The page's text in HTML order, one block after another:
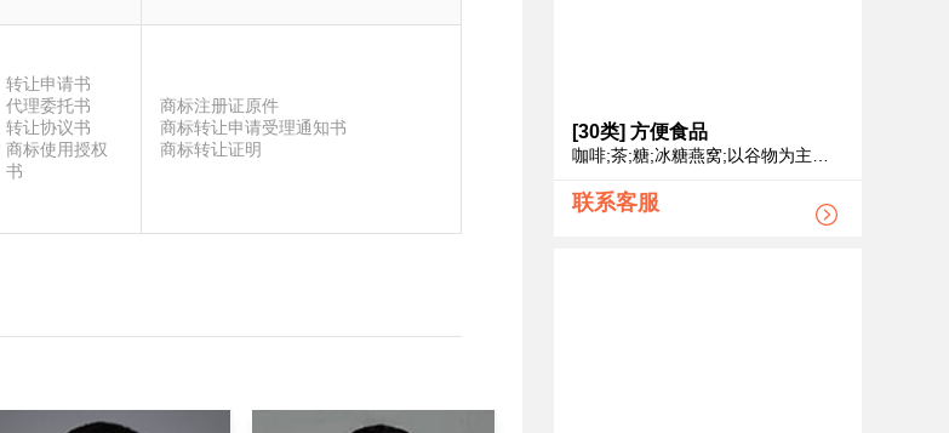
转让申请书
代理委托书
转让协议书
商标使用授权
书
商标注册证原件
商标转让申请受理通知书
商标转让证明
[30类] 方便食品
咖啡;茶;糖;冰糖燕窝;以谷物为主的零食小吃;方便米饭;谷类制品;糕点;调味品;茶饮料
联系客服